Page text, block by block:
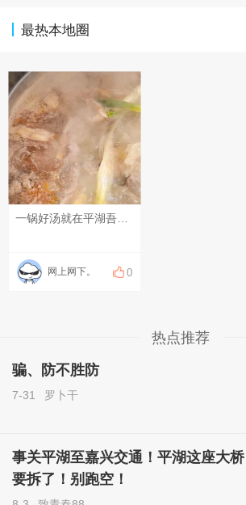
最热本地圈
一锅好汤就在平湖吾悦广场#随手记录生活#
网上网下。 0
热点推荐
骗、防不胜防
7-31 罗卜干
事关平湖至嘉兴交通！平湖这座大桥
要拆了！别跑空！